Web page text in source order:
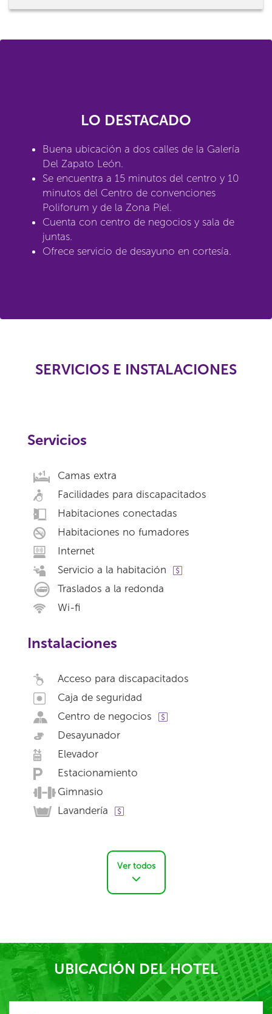
LO DESTACADO
Buena ubicación a dos calles de la Galería
Del Zapato León.
Se encuentra a 15 minutos del centro y 10
minutos del Centro de convenciones
Poliforum y de la Zona Piel.
Cuenta con centro de negocios y sala de
juntas.
Ofrece servicio de desayuno en cortesía.
SERVICIOS E INSTALACIONES
Servicios
Camas extra
Facilidades para discapacitados
Habitaciones conectadas
Habitaciones no fumadores
Internet
Servicio a la habitación
Traslados a la redonda
Wi-fi
Instalaciones
Acceso para discapacitados
Caja de seguridad
Centro de negocios
Desayunador
Elevador
Estacionamiento
Gimnasio
Lavandería
Ver todos
UBICACIÓN DEL HOTEL